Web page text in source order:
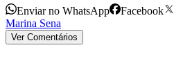
Enviar no WhatsApp Facebook
Marina Sena
Ver Comentários